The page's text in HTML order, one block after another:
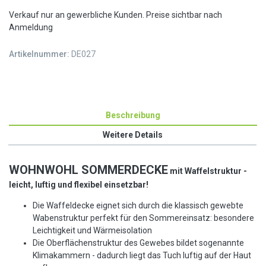
Verkauf nur an gewerbliche Kunden. Preise sichtbar nach
Anmeldung
Artikelnummer: DE027
Beschreibung
Weitere Details
WOHNWOHL SOMMERDECKE mit Waffelstruktur -
leicht, luftig und flexibel einsetzbar!
Die Waffeldecke eignet sich durch die klassisch gewebte
Wabenstruktur perfekt für den Sommereinsatz: besondere
Leichtigkeit und Wärmeisolation
Die Oberflächenstruktur des Gewebes bildet sogenannte
Klimakammern - dadurch liegt das Tuch luftig auf der Haut